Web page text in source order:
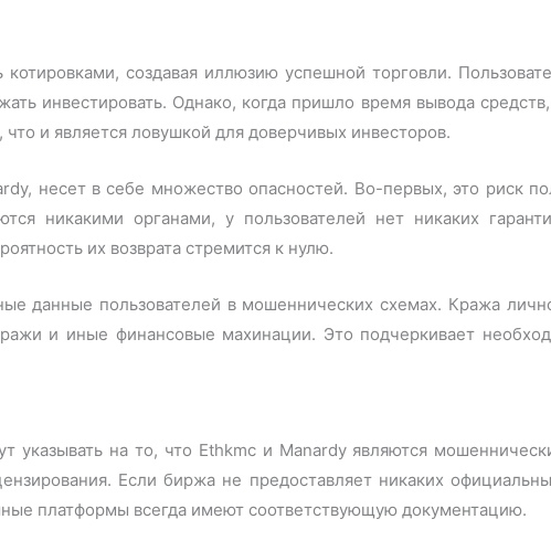
создавая иллюзию успешной торговли.
инвестировать. Однако, когда пришло время вывода
и является ловушкой для доверчивых инвесторов.
несет в себе множество опасностей. Во-первых, это риск
никакими органами, у пользователей нет никаких
их возврата стремится к нулю.
данные пользователей в мошеннических схемах. Кража
и иные финансовые махинации. Это подчеркивает
указывать на то, что Ethkmc и Manardy являются
Если биржа не предоставляет никаких
платформы всегда имеют соответствующую документацию.